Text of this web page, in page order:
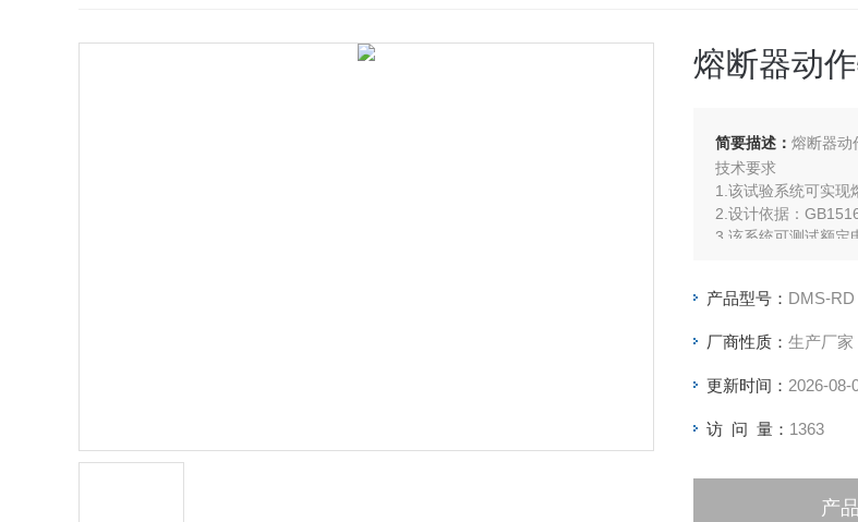
熔断器动
简要描述： 熔断器动
技术要求
1.该试验系统可实现
2.设计依据：
3.该系统可测试额定
产品型号： DMS-RD
厂商性质： 生产厂家
更新时间： 2026-08-
访 问 量： 1363
产